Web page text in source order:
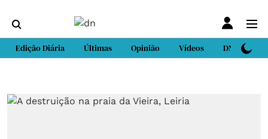
Edição Diária Últimas Opinião Vídeos DN Sport